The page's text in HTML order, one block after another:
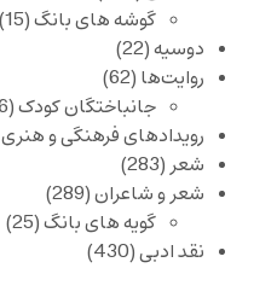
گوشه های بانگ(15)
دوسیه(22)
روایت‌ها (62)
جانباختگان کودک(36)
رویدادهای فرهنگی و هنری
شعر(283)
شعر و شاعران(289)
گویه های بانگ(25)
نقد ادبی(430)